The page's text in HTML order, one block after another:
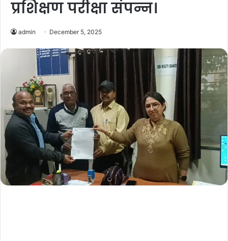
प्रशिक्षण परीक्षा संपन्न।
admin December 5, 2025